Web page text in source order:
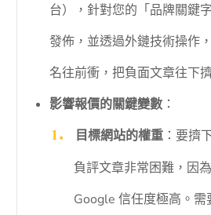
台），針對您的「品牌關鍵
發佈，並透過外鏈技術操作
名往前衝，把負面文章往下
影響報價的關鍵變數 ：
目標網站的權重：要擠
負評文章非常困難，因
Google 信任度極高。